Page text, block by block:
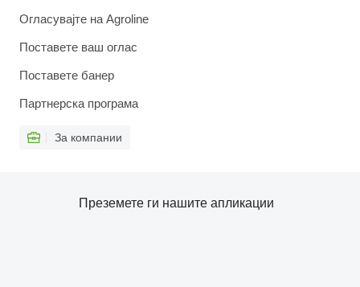
Огласувајте на Agroline
Поставете ваш оглас
Поставете банер
Партнерска програма
За компании
Преземете ги нашите апликации